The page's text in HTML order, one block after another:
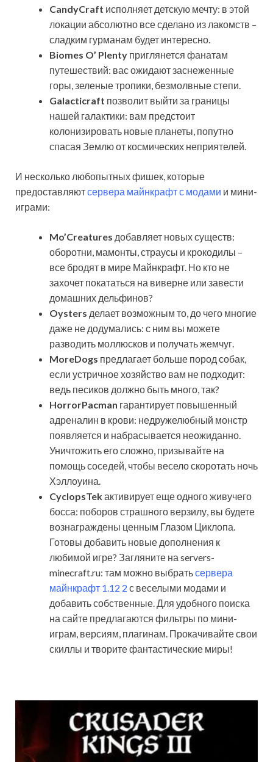
CandyCraft исполняет детскую мечту: в этой
локации абсолютно все сделано из лакомств –
сладким гурманам будет интересно.
Biomes O’ Plenty приглянется фанатам
путешествий: вас ожидают заснеженные
горы, зеленые тропики, безмолвные степи.
Galacticraft позволит выйти за границы
нашей галактики: вам предстоит
колонизировать новые планеты, попутно
спасая Землю от космических неприятелей.
И несколько любопытных фишек, которые
предоставляютсервера майнкрафт с модами и мини-
играми:
Mo’Creatures добавляет новых существ:
оборотни, мамонты, страусы и крокодилы –
все бродят в мире Майнкрафт. Но кто не
захочет покататься на виверне или завести
домашних дельфинов?
Oysters делает возможным то, до чего многие
даже не додумались: с ним вы можете
разводить моллюсков и получать жемчуг.
MoreDogs предлагает больше пород собак,
если устричное хозяйство вам не подходит:
ведь песиков должно быть много, так?
HorrorPacman гарантирует повышенный
адреналин в крови: недружелюбный монстр
появляется и набрасывается неожиданно.
Уничтожить его сложно, призывайте на
помощь соседей, чтобы весело скоротать ночь
Хэллоуина.
CyclopsTekактивирует еще одного живучего
босса: поборов страшного верзилу, вы будете
вознаграждены ценным Глазом Циклопа.
Готовы добавить новые дополнения к
любимой игре? Загляните на servers-
minecraft.ru: там можно выбратьсервера
майнкрафт 1.12 2 с веселыми модами и
добавить собственные. Для удобного поиска
на сайте предлагаются фильтры по мини-
играм, версиям, плагинам. Прокачивайте свои
скиллы и творите фантастические миры!